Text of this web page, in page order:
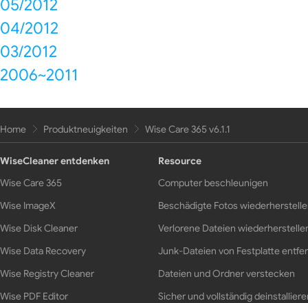
05/2012
04/2012
03/2012
2006~2011
Home Produktneuigkeiten Wise Care 365 v6.1.1
WiseCleaner entdenken
Wise Care 365
Wise ImageX
Wise Disk Cleaner
Wise Data Recovery
Wise Registry Cleaner
Wise PDF Editor
Resource
Computer beschleunigen
Beschädigte Fotos
Verlorene Dateien
Junk-Dateien von Festplatte
Dateien und Ordner verstecken
Sicher und vollständig